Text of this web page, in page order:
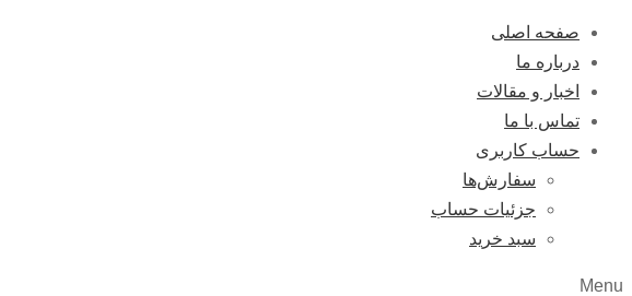
صفحه اصلی
درباره ما
اخبار و مقالات
تماس با ما
حساب کاربری
سفارش‌ها
جزئیات حساب
سبد خرید
Menu